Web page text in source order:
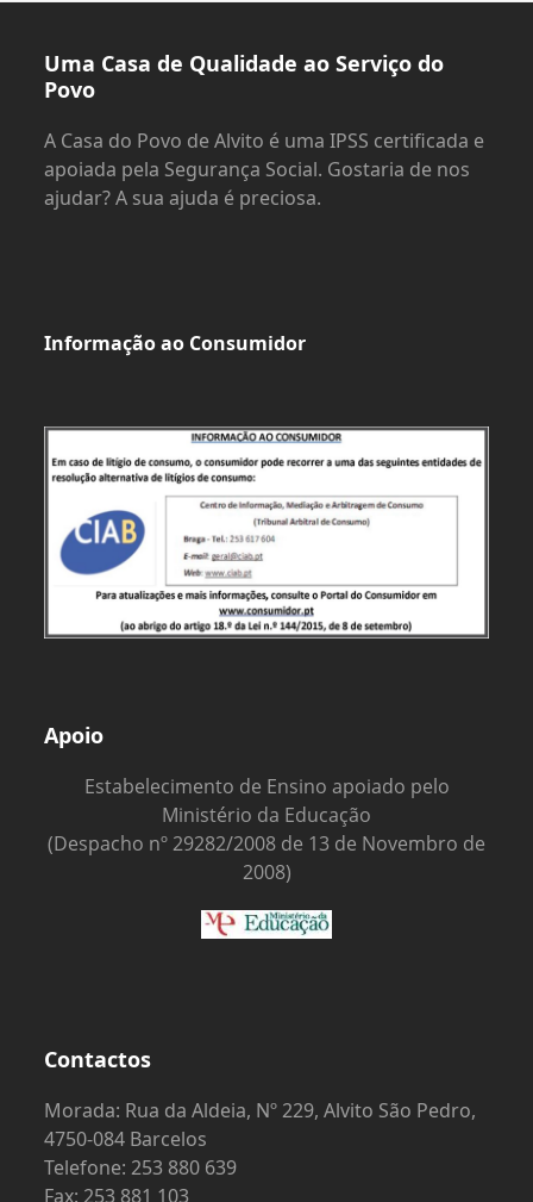
Uma Casa de Qualidade ao Serviço do
Povo
A Casa do Povo de Alvito é uma IPSS certificada e
apoiada pela Segurança Social. Gostaria de nos
ajudar? A sua ajuda é preciosa.
Informação ao Consumidor
Apoio
Estabelecimento de Ensino apoiado pelo
Ministério da Educação
(Despacho nº 29282/2008 de 13 de Novembro de
2008)
Contactos
Morada: Rua da Aldeia, Nº 229, Alvito São Pedro,
4750-084 Barcelos
Telefone: 253 880 639
Fax: 253 881 103